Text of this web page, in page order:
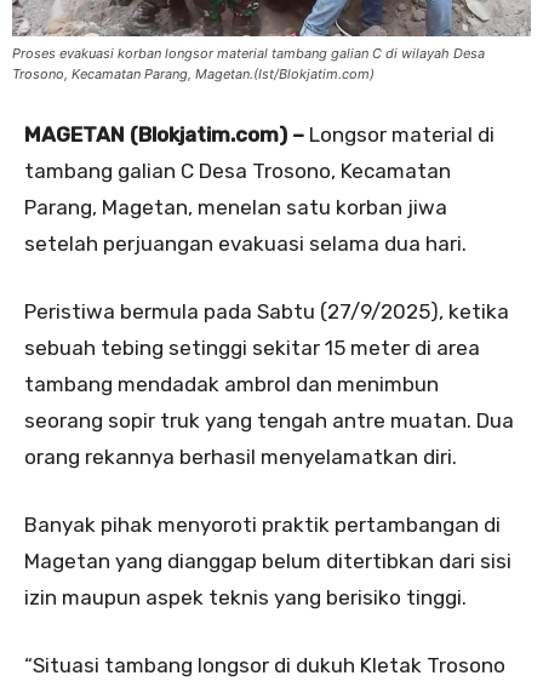
Proses evakuasi korban longsor material tambang galian C di wilayah Desa
Trosono, Kecamatan Parang, Magetan.(Ist/Blokjatim.com)
MAGETAN (Blokjatim.com) – Longsor material di
tambang galian C Desa Trosono, Kecamatan
Parang, Magetan, menelan satu korban jiwa
setelah perjuangan evakuasi selama dua hari.
Peristiwa bermula pada Sabtu (27/9/2025), ketika
sebuah tebing setinggi sekitar 15 meter di area
tambang mendadak ambrol dan menimbun
seorang sopir truk yang tengah antre muatan. Dua
orang rekannya berhasil menyelamatkan diri.
Banyak pihak menyoroti praktik pertambangan di
Magetan yang dianggap belum ditertibkan dari sisi
izin maupun aspek teknis yang berisiko tinggi.
“Situasi tambang longsor di dukuh Kletak Trosono